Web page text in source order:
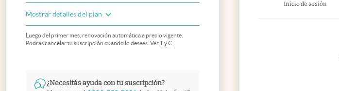
Mostrar detalles del plan
Luego del primer mes, renovación automática a precio vigente.
Podrás cancelar tu suscripción cuando lo desees. VerT y C
¿Necesitás ayuda con tu suscripción?
Inicio de sesión